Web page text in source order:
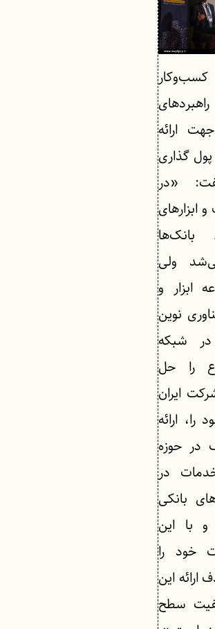
راهبردهای
ارائه
گذاری
«در
بانک‌ها
ولی
ابزار و
نوین
شبکه
را حل
ایران
را، ارائه
در حوزه
در
بانکی
با این
خود را
ارائه این
سطح